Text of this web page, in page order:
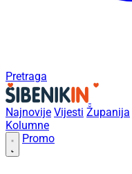
Pretraga
Najnovije Vijesti Županija
Kolumne
Promo